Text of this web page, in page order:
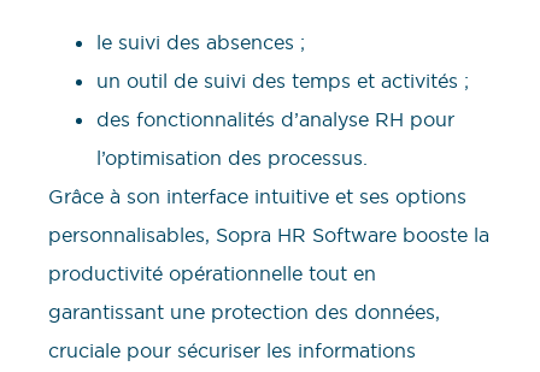
le suivi des absences ;
un outil de suivi des temps et activités ;
des fonctionnalités d’analyse RH pour
l’optimisation des processus.
Grâce à son interface intuitive et ses options
personnalisables, Sopra HR Software booste la
productivité opérationnelle tout en
garantissant une protection des données,
cruciale pour sécuriser les informations